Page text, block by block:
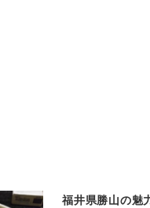
福井県勝山の魅